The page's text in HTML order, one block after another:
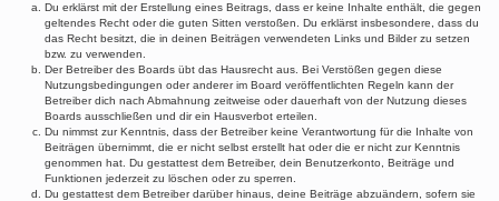
Du erklärst mit der Erstellung eines Beitrags, dass er keine Inhalte enthält, die gegen
geltendes Recht oder die guten Sitten verstoßen. Du erklärst insbesondere, dass du
das Recht besitzt, die in deinen Beiträgen verwendeten Links und Bilder zu setzen
bzw. zu verwenden.
Der Betreiber des Boards übt das Hausrecht aus. Bei Verstößen gegen diese
Nutzungsbedingungen oder anderer im Board veröffentlichten Regeln kann der
Betreiber dich nach Abmahnung zeitweise oder dauerhaft von der Nutzung dieses
Boards ausschließen und dir ein Hausverbot erteilen.
Du nimmst zur Kenntnis, dass der Betreiber keine Verantwortung für die Inhalte von
Beiträgen übernimmt, die er nicht selbst erstellt hat oder die er nicht zur Kenntnis
genommen hat. Du gestattest dem Betreiber, dein Benutzerkonto, Beiträge und
Funktionen jederzeit zu löschen oder zu sperren.
Du gestattest dem Betreiber darüber hinaus, deine Beiträge abzuändern, sofern sie